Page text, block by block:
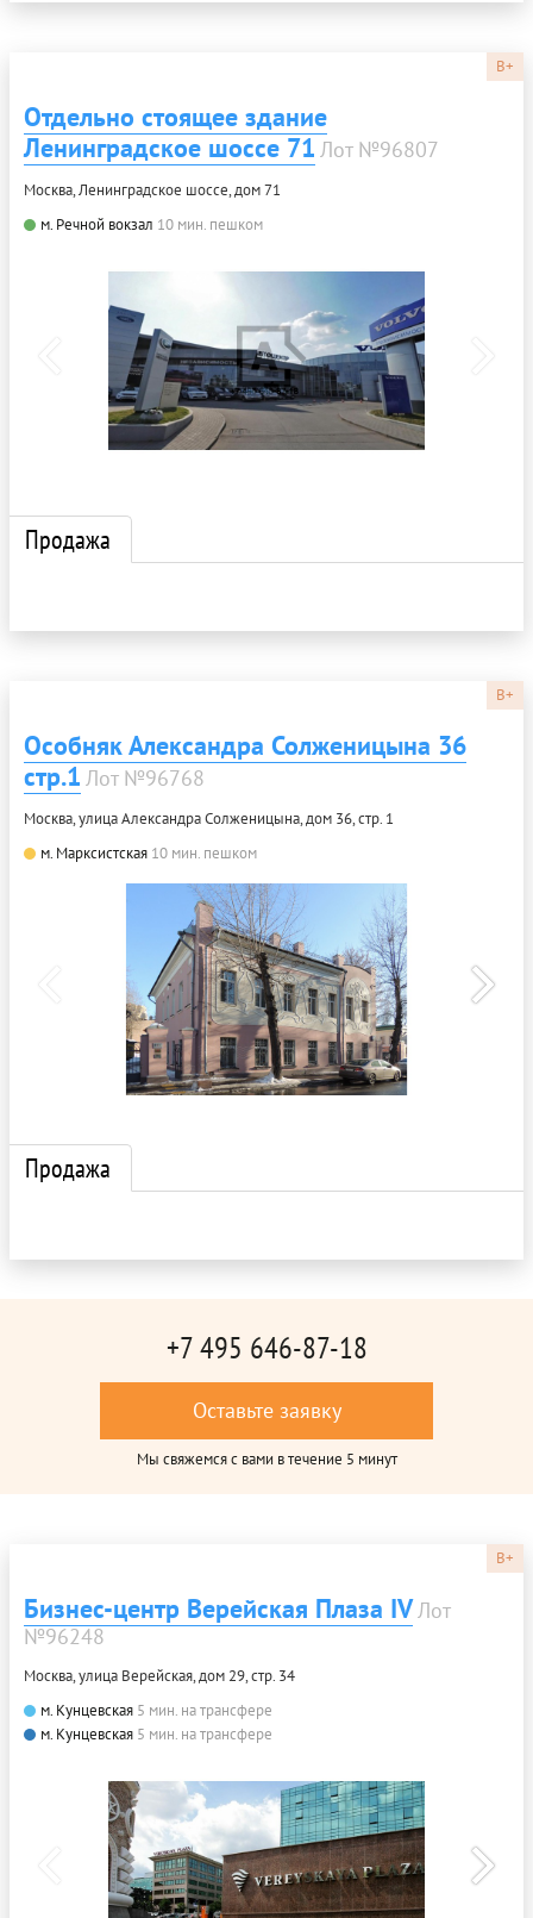
B+
Отдельно стоящее здание
Ленинградское шоссе 71 Лот №96807
Москва, Ленинградское шоссе, дом 71
м. Речной вокзал 10 мин. пешком
Продажа
B+
Особняк Александра Солженицына 36
стр.1 Лот №96768
Москва, улица Александра Солженицына, дом 36, стр. 1
м. Марксистская 10 мин. пешком
Продажа
+7 495 646-87-18
Оставьте заявку
Мы свяжемся с вами в течение 5 минут
B+
Бизнес-центр Верейская Плаза IVЛот
№96248
Москва, улица Верейская, дом 29, стр. 34
м. Кунцевская 5 мин. на трансфере
м. Кунцевская 5 мин. на трансфере